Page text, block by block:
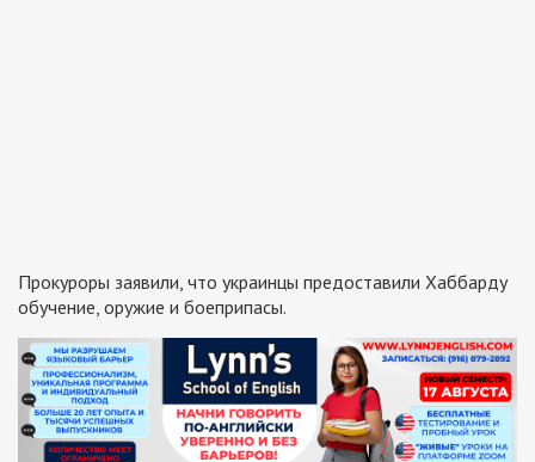
Прокуроры заявили, что украинцы предоставили Хаббарду
обучение, оружие и боеприпасы.